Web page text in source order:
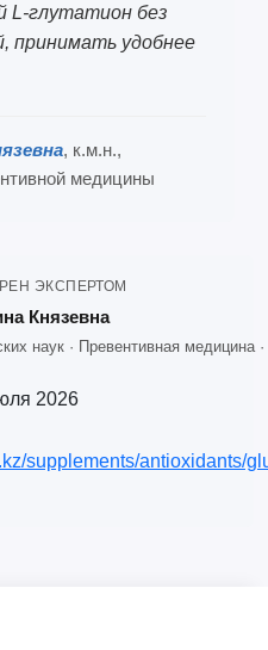
глутатион без
принимать удобнее
, к.м.н.,
медицины
ЭКСПЕРТОМ
Князевна
наук · Превентивная медицина
2026
supplements/antioxidants/